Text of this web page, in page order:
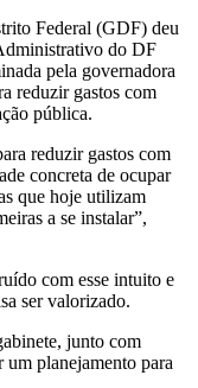
Federal (GDF) deu
do DF
pela governadora
reduzir gastos com
pública.
reduzir gastos com
concreta de ocupar
que hoje utilizam
a se instalar”,
com esse intuito e
ser valorizado.
junto com
um planejamento para